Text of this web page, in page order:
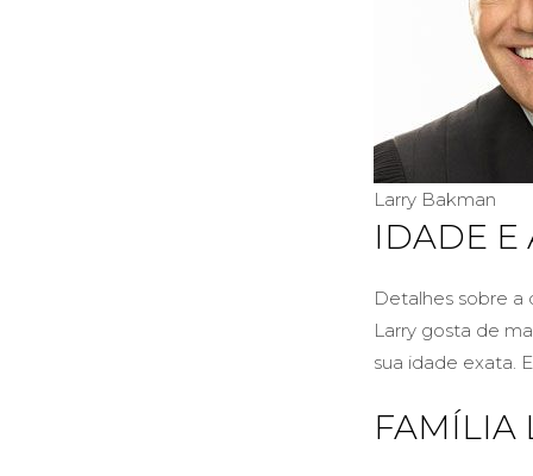
Larry Bakman
IDADE E
Detalhes sobre a
Larry gosta de
sua idade exata.
FAMÍLIA